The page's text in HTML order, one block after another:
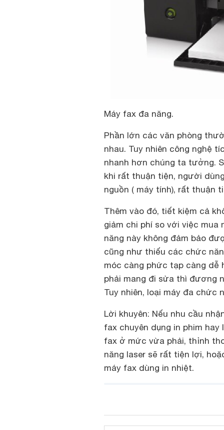
Máy fax đa năng.
Phần lớn các văn phòng
nhau. Tuy nhiên công nghệ
nhanh hơn chúng ta tưởng.
khi rất thuận tiện, người
nguồn ( máy tính), rất thuận
Thêm vào đó, tiết kiệm cả
giảm chi phí so với việc mua
năng này không đảm bảo
cũng như thiếu các chức
móc càng phức tạp càng dễ
phải mang đi sửa thì đương
Tuy nhiên, loại máy đa chức
Lời khuyên: Nếu nhu cầu
fax chuyên dụng in phim
fax ở mức vừa phải, thỉnh
năng laser sẽ rất tiện lợi,
máy fax dùng in nhiệt.